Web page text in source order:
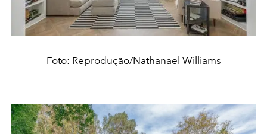
Foto: Reprodução/Nathanael Williams